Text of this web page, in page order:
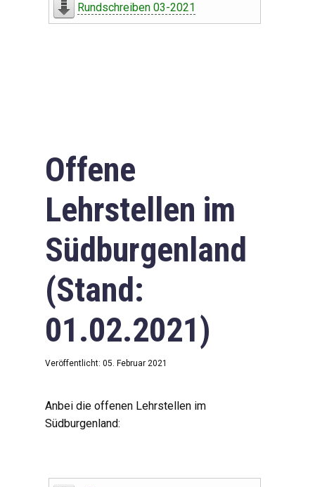
Rundschreiben 03-2021
Offene
Lehrstellen im
Südburgenland
(Stand:
01.02.2021)
Veröffentlicht: 05. Februar 2021
Anbei die offenen Lehrstellen im
Südburgenland: